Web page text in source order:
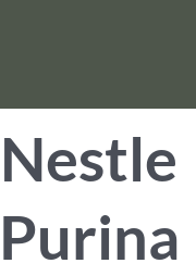
Nestle
Purina